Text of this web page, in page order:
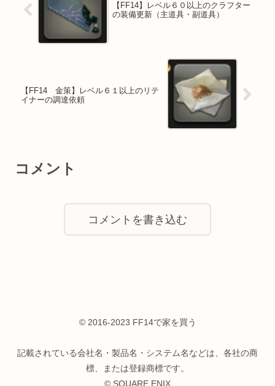
【FF14】レベル６０以上のクラフター
の装備更新（主道具・副道具）
【FF14 金策】レベル６１以上のリテ
イナーの調達依頼
コメント
コメントを書き込む
© 2016-2023 FF14で家を買う
記載されている会社名・製品名・システム名などは、各社の商
標、または登録商標です。
© SQUARE ENIX